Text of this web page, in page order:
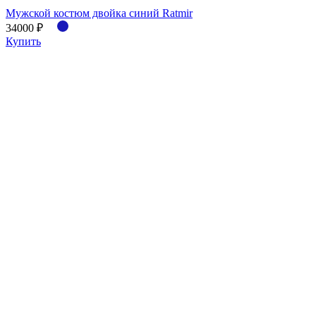
Мужской костюм двойка синий Ratmir
34000 ₽
Купить